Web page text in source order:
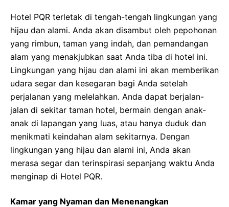
Hotel PQR terletak di tengah-tengah lingkungan yang
hijau dan alami. Anda akan disambut oleh pepohonan
yang rimbun, taman yang indah, dan pemandangan
alam yang menakjubkan saat Anda tiba di hotel ini.
Lingkungan yang hijau dan alami ini akan memberikan
udara segar dan kesegaran bagi Anda setelah
perjalanan yang melelahkan. Anda dapat berjalan-
jalan di sekitar taman hotel, bermain dengan anak-
anak di lapangan yang luas, atau hanya duduk dan
menikmati keindahan alam sekitarnya. Dengan
lingkungan yang hijau dan alami ini, Anda akan
merasa segar dan terinspirasi sepanjang waktu Anda
menginap di Hotel PQR.
Kamar yang Nyaman dan Menenangkan